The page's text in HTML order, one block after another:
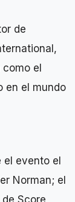
de
el
en el mundo
evento el
Norman; el